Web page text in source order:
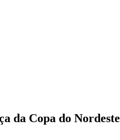
da Copa do Nordeste